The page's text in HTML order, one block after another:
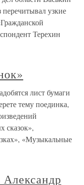
узкие
Терехин
лист бумаги
тему поединка,
сказок»,
«Музыкальные